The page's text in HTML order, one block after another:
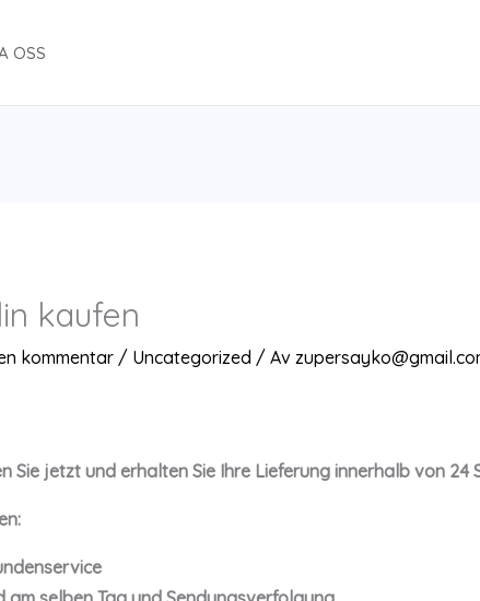
OSS
kaufen
kommentar / Uncategorized / Av
Sie jetzt und erhalten Sie Ihre Lieferung innerhalb von